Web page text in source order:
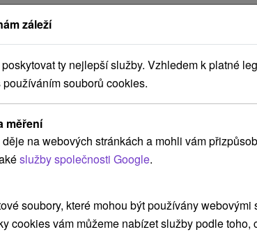
a polpenziou. V cene aj neobmedzený prístup do nového
a k plaveckému bazénu či vírivkám.
více
Dolina(5) Ždiar (5) Liptovský Mikuláš(4)
záleží
ty nejlepší služby. Vzhledem k platné
souborů cookies.
měření
na webových stránkách a mohli vám
služby společnosti Google.
soubory, které mohou být používány
cookies vám můžeme nabízet služby podle toho,